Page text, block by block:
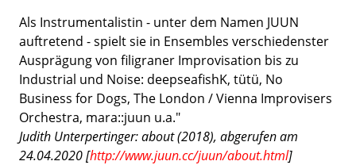
Als Instrumentalistin - unter dem Namen JUUN
auftretend - spielt sie in Ensembles verschiedenster
Ausprägung von filigraner Improvisation bis zu
Industrial und Noise: deepseafishK, tütü, No
Business for Dogs, The London / Vienna Improvisers
Orchestra, mara::juun u.a."
Judith Unterpertinger: about (2018), abgerufen am
24.04.2020 [http://www.juun.cc/juun/about.html]